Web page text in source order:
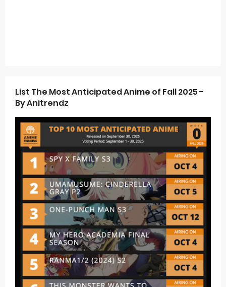
List The Most Anticipated Anime of Fall 2025 -
By Anitrendz